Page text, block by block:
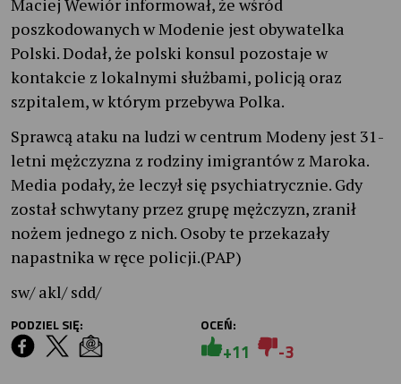
poszkodowanych w Modenie jest obywatelka
Polski. Dodał, że polski konsul pozostaje w
kontakcie z lokalnymi służbami, policją oraz
szpitalem, w którym przebywa Polka.
Sprawcą ataku na ludzi w centrum Modeny jest 31-
letni mężczyzna z rodziny imigrantów z Maroka.
Media podały, że leczył się psychiatrycznie. Gdy
został schwytany przez grupę mężczyzn, zranił
nożem jednego z nich. Osoby te przekazały
napastnika w ręce policji.(PAP)
sw/ akl/ sdd/
PODZIEL SIĘ: OCEŃ:
+11 -3